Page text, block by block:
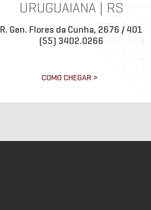
URUGUAIANA | RS
R. Gen. Flores da Cunha, 2676 / 401
(55) 3402.0266
COMO CHEGAR >